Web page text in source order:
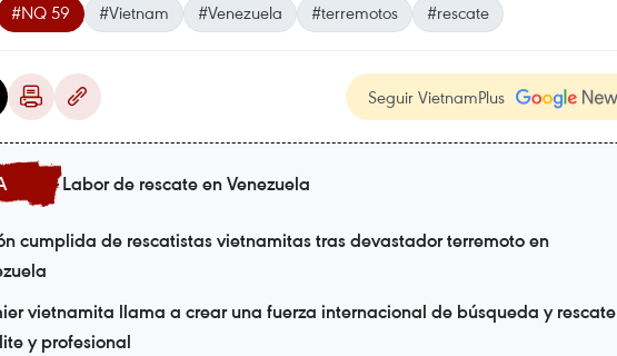
#NQ 59 #Vietnam #Venezuela #terremotos #rescate
Seguir VietnamPlus
Labor de rescate en Venezuela
cumplida de rescatistas vietnamitas tras devastador terremoto en
vietnamita llama a crear una fuerza internacional de búsqueda y rescate
y profesional